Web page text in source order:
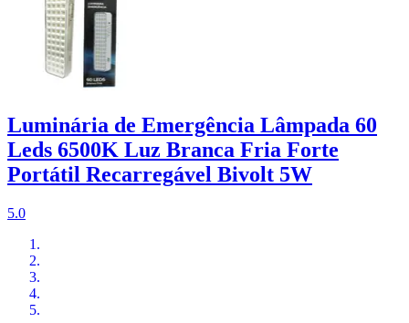
Luminária de Emergência Lâmpada 60
Leds 6500K Luz Branca Fria Forte
Portátil Recarregável Bivolt 5W
5.0